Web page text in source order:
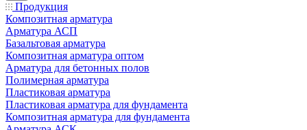
Продукция
Композитная арматура
Арматура АСП
Базальтовая арматура
Композитная арматура оптом
Арматура для бетонных полов
Полимерная арматура
Пластиковая арматура
Пластиковая арматура для фундамента
Композитная арматура для фундамента